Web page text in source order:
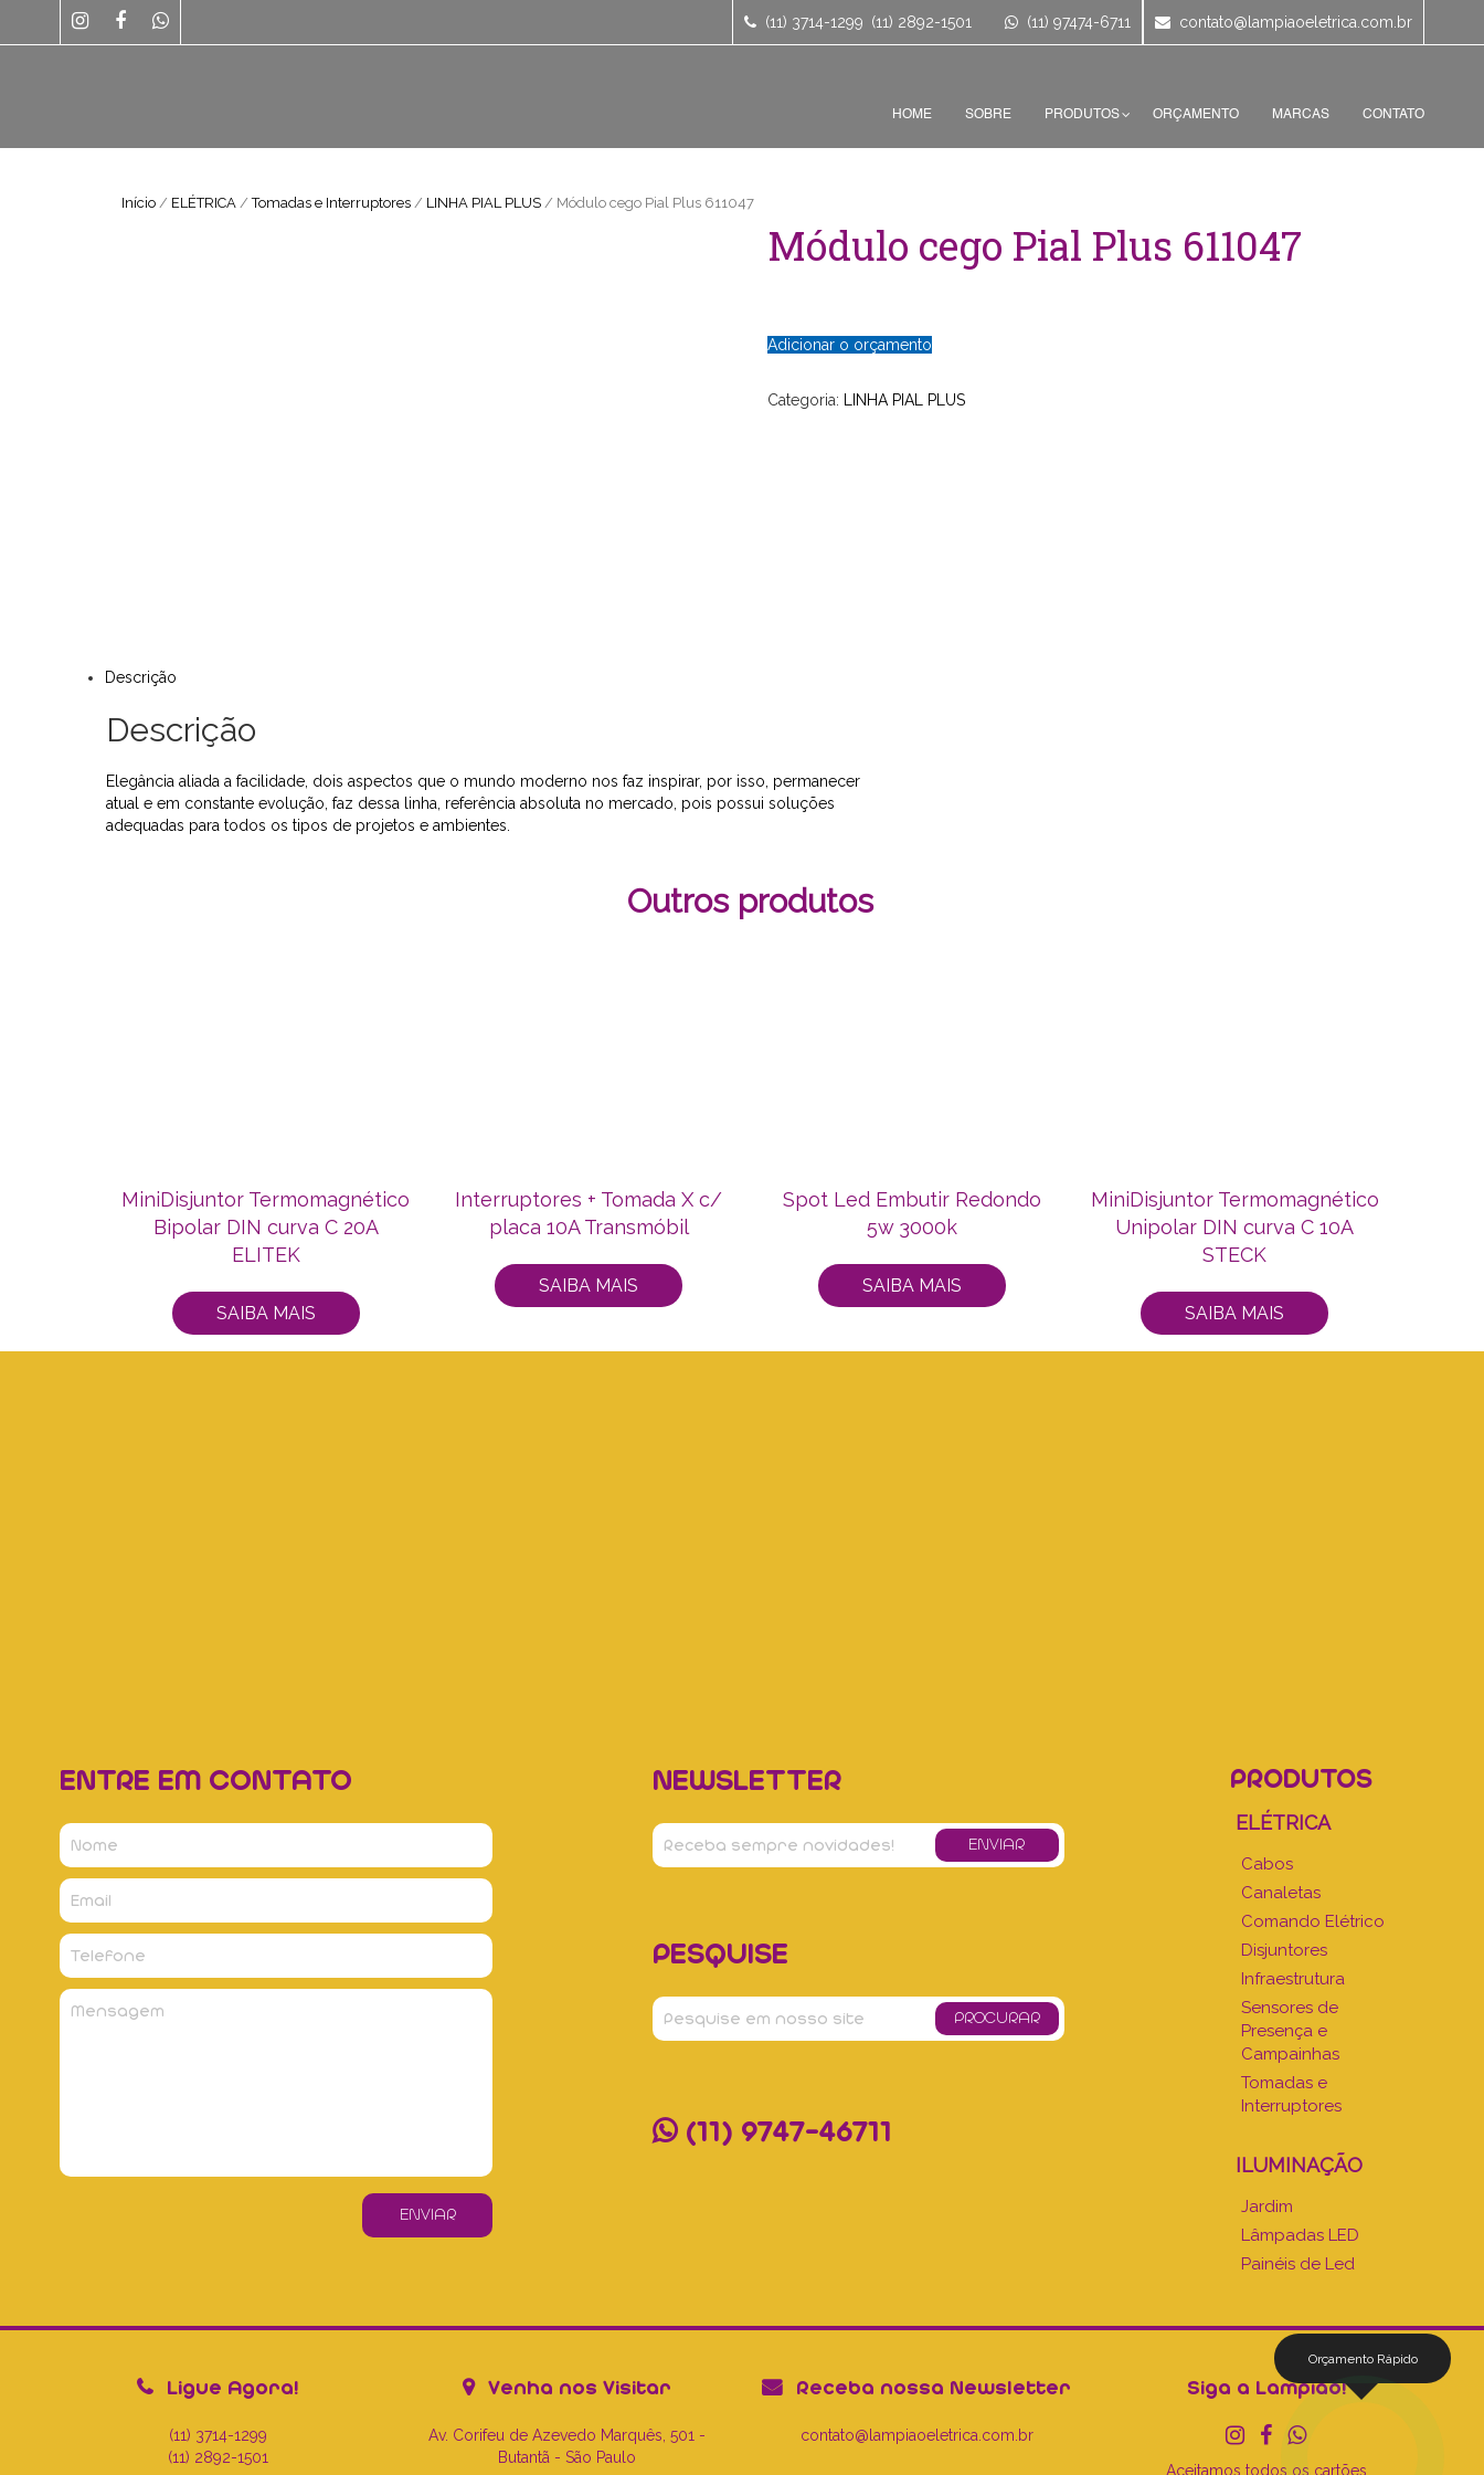
(11) 3714-1299 (11) 2892-1501 (11) 97474-6711 contato@lampiaoeletrica.com.br
HOME SOBRE PRODUTOS ORÇAMENTO MARCAS CONTATO
Início/ ELÉTRICA/Tomadas e Interruptores/ LINHA PIAL PLUS/ Módulo cego Pial Plus 611047
Módulo cego Pial Plus 611047
Adicionar o orçamento
Categoria: LINHA PIAL PLUS
Descrição
Descrição
Elegância aliada a facilidade, dois aspectos que o mundo moderno nos faz inspirar, por isso, permanecer
atual e em constante evolução, faz dessa linha, referência absoluta no mercado, pois possui soluções
adequadas para todos os tipos de projetos e ambientes.
Outros produtos
MiniDisjuntor Termomagnético
Bipolar DIN curva C 20A
ELITEK
SAIBA MAIS
Interruptores + Tomada X c/
placa 10A Transmóbil
SAIBA MAIS
Spot Led Embutir Redondo
5w 3000k
SAIBA MAIS
MiniDisjuntor Termomagnético
Unipolar DIN curva C 10A
STECK
SAIBA MAIS
ENTRE EM CONTATO NEWSLETTER
PESQUISE
(11) 9747-46711
PRODUTOS
ELÉTRICA
Cabos
Canaletas
Comando Elétrico
Disjuntores
Infraestrutura
Sensores de
Presença e
Campainhas
Tomadas e
Interruptores
ILUMINAÇÃO
Jardim
Lâmpadas LED
Painéis de Led
Ligue Agora!
(11) 3714-1299
(11) 2892-1501
Venha nos Visitar
Av. Corifeu de Azevedo Marquês, 501 -
Butantã - São Paulo
Receba nossa Newsletter
contato@lampiaoeletrica.com.br
Siga a Lampião!
Aceitamos todos os cartões
Orçamento Rápido